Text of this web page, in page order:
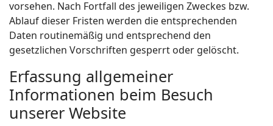
vorsehen. Nach Fortfall des jeweiligen Zweckes bzw.
Ablauf dieser Fristen werden die entsprechenden
Daten routinemäßig und entsprechend den
gesetzlichen Vorschriften gesperrt oder gelöscht.
Erfassung allgemeiner
Informationen beim Besuch
unserer Website